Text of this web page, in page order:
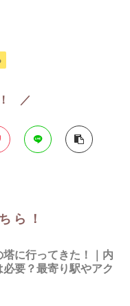
／
ら！
塔に行ってきた！｜内
要？最寄り駅やアク